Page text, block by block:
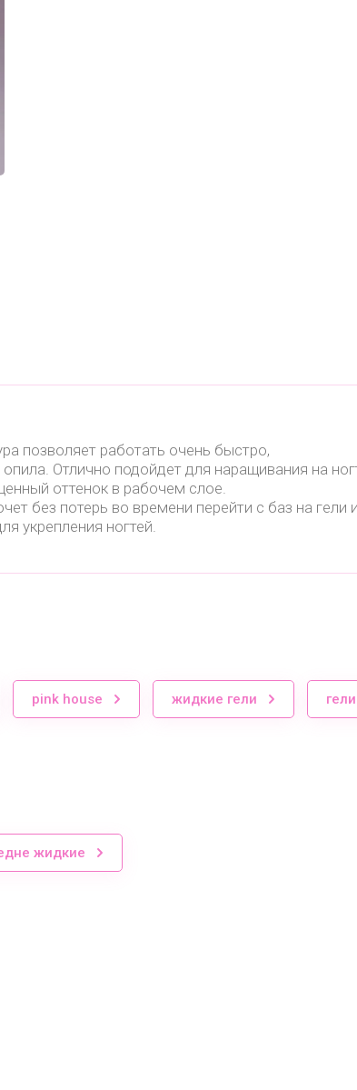
позволяет работать очень быстро,
Отлично подойдет для наращивания на
оттенок в рабочем слое.
без потерь во времени перейти с баз на гели
укрепления ногтей.
pink house жидкие гели
жидкие